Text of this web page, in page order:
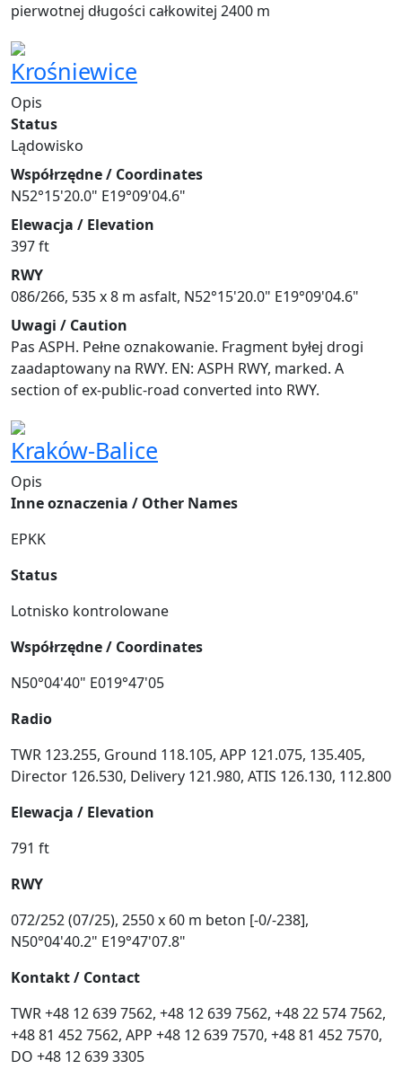
pierwotnej długości całkowitej 2400 m
Krośniewice
Opis
Status
Lądowisko
Współrzędne / Coordinates
N52°15'20.0" E19°09'04.6"
Elewacja / Elevation
397 ft
RWY
086/266, 535 x 8 m asfalt, N52°15'20.0" E19°09'04.6"
Uwagi / Caution
Pas ASPH. Pełne oznakowanie. Fragment byłej drogi
zaadaptowany na RWY. EN: ASPH RWY, marked. A
section of ex-public-road converted into RWY.
Kraków-Balice
Opis
Inne oznaczenia / Other Names
EPKK
Status
Lotnisko kontrolowane
Współrzędne / Coordinates
N50°04'40" E019°47'05
Radio
TWR 123.255, Ground 118.105, APP 121.075, 135.405,
Director 126.530, Delivery 121.980, ATIS 126.130, 112.800
Elewacja / Elevation
791 ft
RWY
072/252 (07/25), 2550 x 60 m beton [-0/-238],
N50°04'40.2" E19°47'07.8"
Kontakt / Contact
TWR +48 12 639 7562, +48 12 639 7562, +48 22 574 7562,
+48 81 452 7562, APP +48 12 639 7570, +48 81 452 7570,
DO +48 12 639 3305